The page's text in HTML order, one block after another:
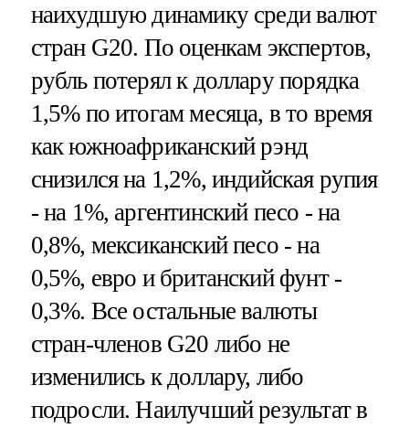
наихудшую динамику среди валют
стран G20. По оценкам экспертов,
рубль потерял к доллару порядка
1,5% по итогам месяца, в то время
как южноафриканский рэнд
снизился на 1,2%, индийская рупия
- на 1%, аргентинский песо - на
0,8%, мексиканский песо - на
0,5%, евро и британский фунт -
0,3%. Все остальные валюты
стран-членов G20 либо не
изменились к доллару, либо
подросли. Наилучший результат в